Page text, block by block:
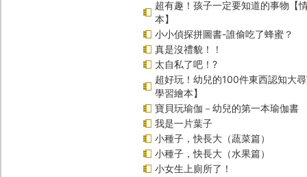
超有趣！孩子一定要知道的事物【
本】
小小偵探拼圖書-誰偷吃了蜂蜜？
真是沒禮貌！！
太自私了吧！?
超好玩！幼兒的100件東西認知大
學習繪本】
寶貝玩瑜伽－幼兒的第一本瑜伽書
我是一片葉子
小種子，快長大（蔬菜篇）
小種子，快長大（水果篇）
小女生上廁所了！